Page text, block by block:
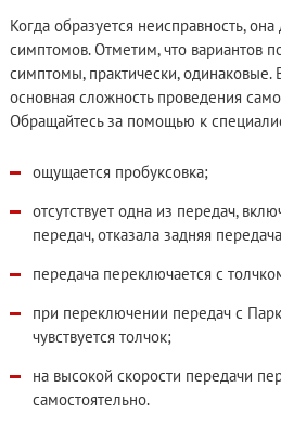
Когда образуется неисправность,
симптомов. Отметим, что вариантов
симптомы, практически, одинаковые.
основная сложность проведения
Обращайтесь за помощью к
ощущается пробуксовка;
отсутствует одна из передач,
передач, отказала задняя
передача переключается с
при переключении передач с
чувствуется толчок;
на высокой скорости передачи
самостоятельно.